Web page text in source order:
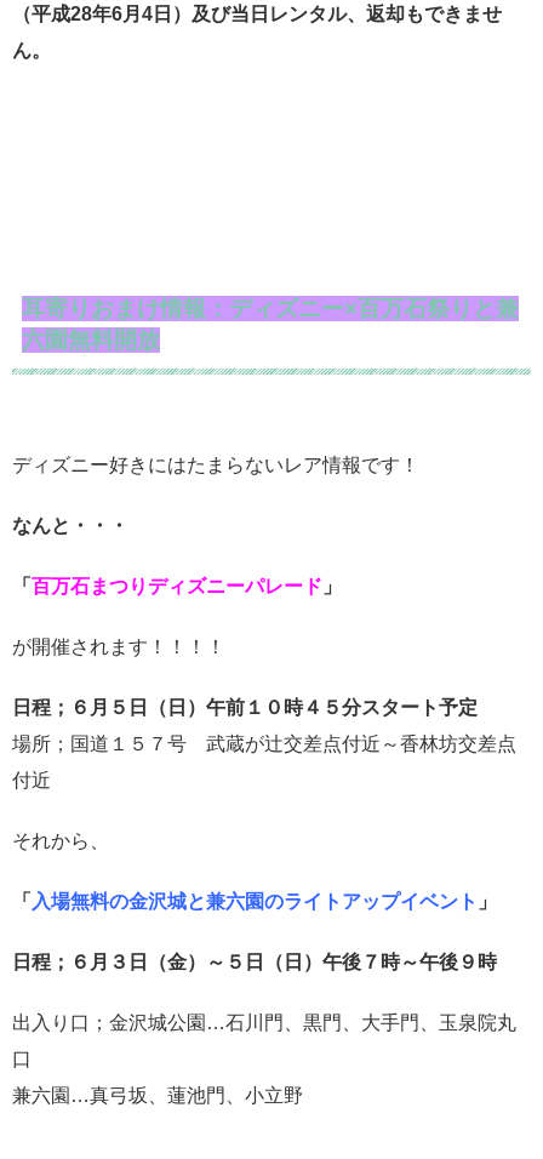
（平成28年6月4日）及び当日レンタル、返却もできませ
ん。
耳寄りおまけ情報：ディズニー×百万石祭りと兼
六園無料開放
ディズニー好きにはたまらないレア情報です！
なんと・・・
「 百万石まつりディズニーパレード 」
が開催されます！！！！
日程；６月５日（日）午前１０時４５分スタート予定
場所；国道１５７号 武蔵が辻交差点付近～香林坊交差点
付近
それから、
「 入場無料の金沢城と兼六園のライトアップイベント 」
日程；６月３日（金）～５日（日）午後７時～午後９時
出入り口；金沢城公園…石川門、黒門、大手門、玉泉院丸
口
兼六園…真弓坂、蓮池門、小立野